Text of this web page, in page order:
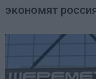
экономят